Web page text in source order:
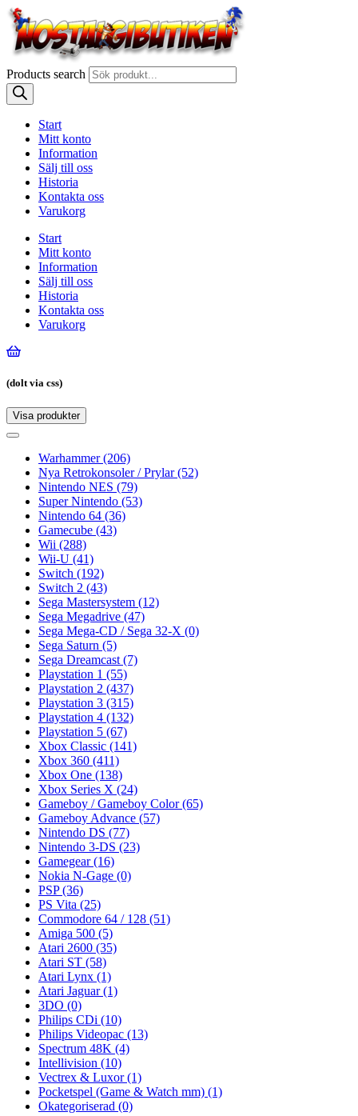
Products search
Start
Mitt konto
Information
Sälj till oss
Historia
Kontakta oss
Varukorg
Start
Mitt konto
Information
Sälj till oss
Historia
Kontakta oss
Varukorg
(dolt via css)
Visa produkter
Toggle
Toggle
navigationWarhammer(206)
Nya Retrokonsoler / Prylar(52)
Nintendo NES (79)
Super Nintendo (53)
Nintendo 64 (36)
Gamecube (43)
Wii (288)
Wii-U (41)
Switch (192)
Switch 2 (43)
Sega Mastersystem (12)
Sega Megadrive (47)
Sega Mega-CD / Sega 32-X (0)
Sega Saturn (5)
Sega Dreamcast (7)
Playstation 1 (55)
Playstation 2 (437)
Playstation 3 (315)
Playstation 4 (132)
Playstation 5 (67)
Xbox Classic (141)
Xbox 360 (411)
Xbox One (138)
Xbox Series X (24)
Gameboy / Gameboy Color(65)
Gameboy Advance (57)
Nintendo DS (77)
Nintendo 3-DS (23)
Gamegear(16)
Nokia N-Gage (0)
PSP(36)
PS Vita (25)
Commodore 64 / 128 (51)
Amiga 500 (5)
Atari 2600 (35)
Atari ST (58)
Atari Lynx (1)
Atari Jaguar(1)
3DO (0)
Philips CDi (10)
Philips Videopac (13)
Spectrum 48K (4)
Intellivision (10)
Vectrex & Luxor(1)
Pocketspel (Game & Watch mm) (1)
Okategoriserad (0)